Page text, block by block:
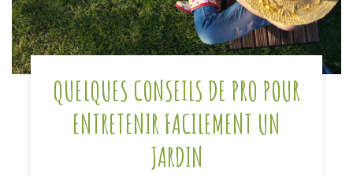
QUELQUES CONSEILS DE PRO POUR
ENTRETENIR FACILEMENT UN
JARDIN